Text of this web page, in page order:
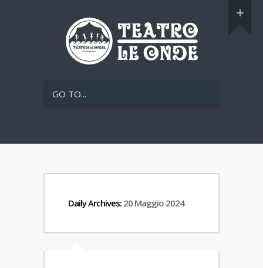
GO TO...
Daily Archives: 20 Maggio 2024